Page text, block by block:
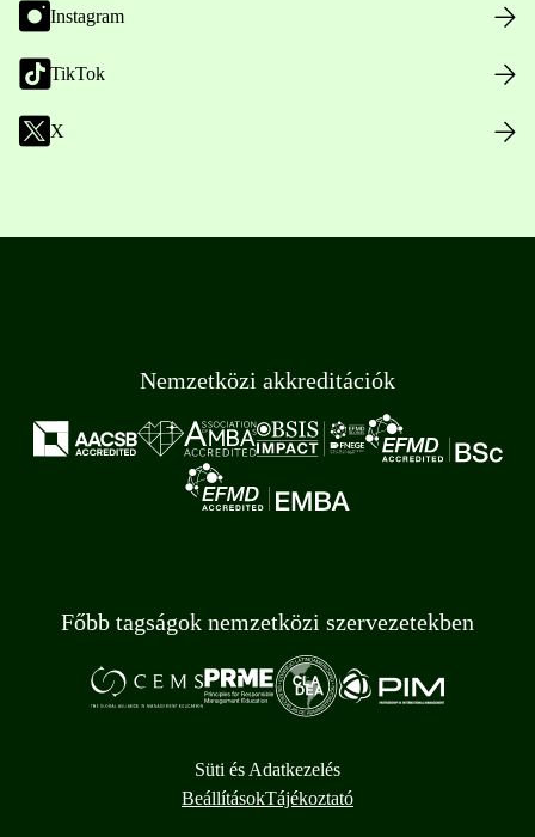
Instagram
TikTok
X
Nemzetközi akkreditációk
Főbb tagságok nemzetközi szervezetekben
Süti és Adatkezelés
BeállításokTájékoztató